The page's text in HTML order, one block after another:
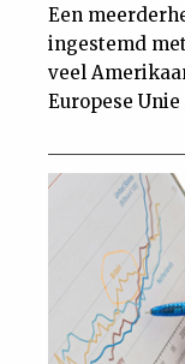
Een
ingestemd
veel
Europese Unie